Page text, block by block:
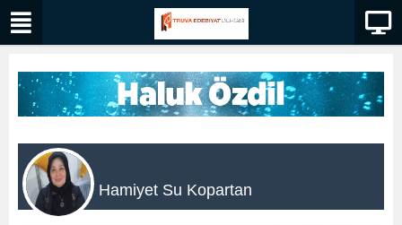
Hamiyet Su Kopartan